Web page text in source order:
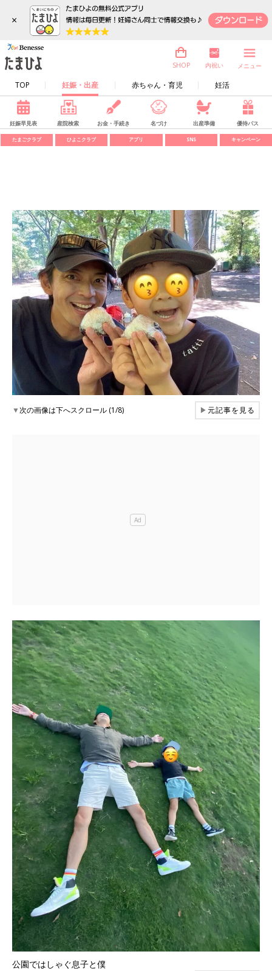
×
TOP 妊娠・出産 赤ちゃん・育児 妊活
SHOP 内祝い メニュー
妊娠早見表 産院検索 お金・手続き 名づけ 出産準備 優待パス
たまごクラブ ひよこクラブ アプリ SNS キャンペーン
▼次の画像は下へスクロール (1/8) ▶元記事を見る
公園ではしゃぐ息子と僕